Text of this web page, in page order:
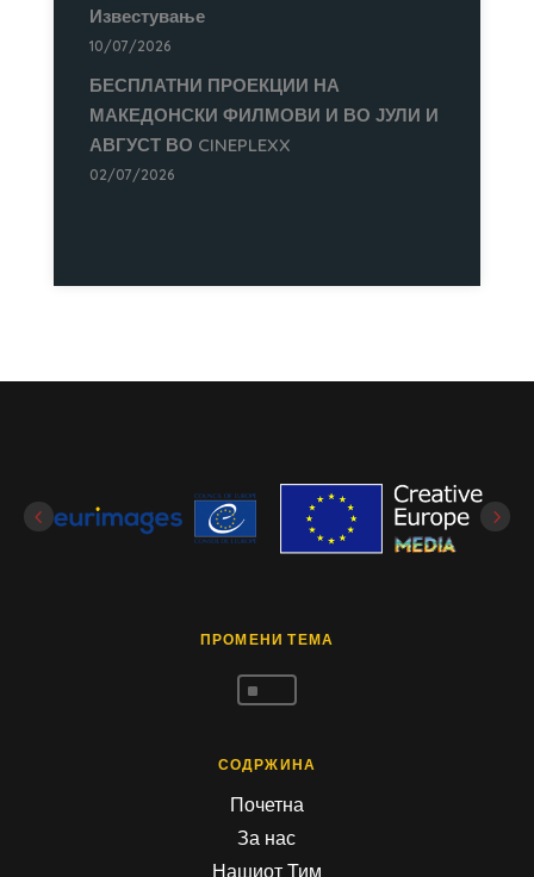
Известување
10/07/2026
БЕСПЛАТНИ ПРОЕКЦИИ НА
МАКЕДОНСКИ ФИЛМОВИ И ВО ЈУЛИ И
АВГУСТ ВО CINEPLEXX
02/07/2026
ПРОМЕНИ ТЕМА
^
СОДРЖИНА
Почетна
За нас
Нашиот Тим